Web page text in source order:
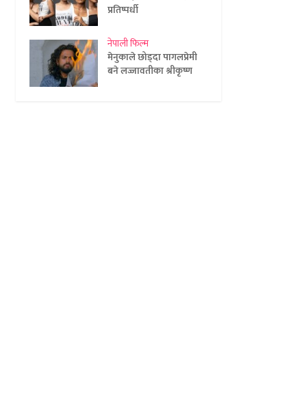
प्रतिष्पर्धी
नेपाली फिल्म
मेनुकाले छोड्दा पागलप्रेमी
बने लज्जावतीका श्रीकृष्ण